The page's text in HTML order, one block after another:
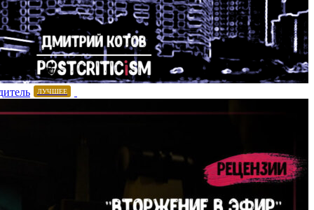
ЛУЧШЕЕ